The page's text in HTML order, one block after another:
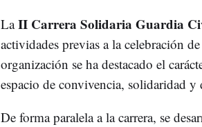
LaII Carrera Solidaria Guardia
actividades previas a la celebración
organización se ha destacado el
espacio de convivencia, solidaridad y
De forma paralela a la carrera, se